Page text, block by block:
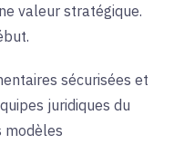
valeur stratégique.
sécurisées et
juridiques du
modèles